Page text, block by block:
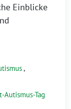
Einblicke
,
Autismus-Tag